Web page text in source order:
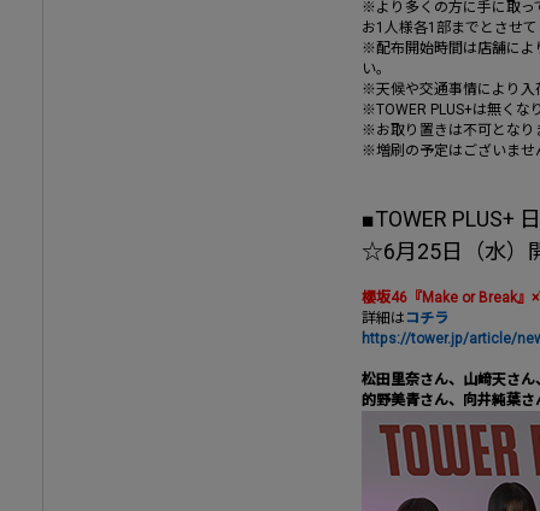
※より多くの方に手に取っ
お1人様各1部までとさせ
※配布開始時間は店舗によ
い。
※天候や交通事情により入
※TOWER PLUS+は無くな
※お取り置きは不可となり
※増刷の予定はございませ
■TOWER PLUS+
☆6月25日（水）
櫻坂46『Make or Break』
詳細は コチラ
https://tower.jp/article/
松田里奈さん、山﨑天さん
的野美青さん、向井純葉